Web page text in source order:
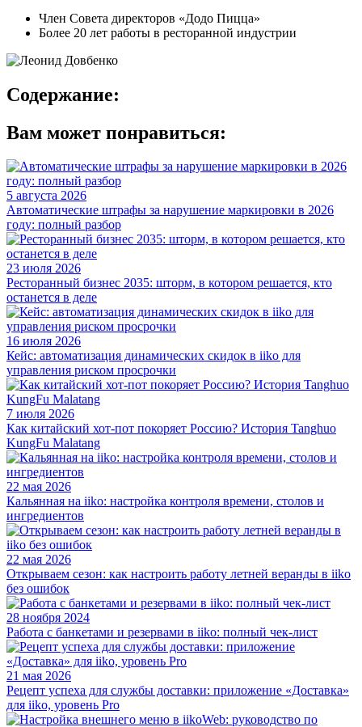
Член Совета директоров «Додо Пицца»
Более 20 лет работы в ресторанной индустрии
Содержание:
Вам может понравиться:
5 августа 2026
Автоматические штрафы за нарушение маркировки в 2026
году: полный разбор
23 июля 2026
Ресторанный бизнес 2035: шторм, в котором решается, кто
останется в деле
16 июля 2026
Кейс: автоматизация динамических скидок в iiko для
управления риском просрочки
7 июля 2026
Как китайский хот-пот покоряет Россию? История Tanghuo
KungFu Malatang
22 мая 2026
Кальянная на iiko: настройка контроля времени, столов и
ингредиентов
22 мая 2026
Открываем сезон: как настроить работу летней веранды в iiko
без ошибок
28 ноября 2024
Работа с банкетами и резервами в iiko: полный чек-лист
21 мая 2026
Рецепт успеха для службы доставки: приложение «Доставка»
для iiko, уровень Pro